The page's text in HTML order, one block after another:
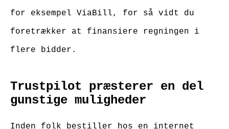
for eksempel ViaBill, for så vidt du
foretrækker at finansiere regningen i
flere bidder.
Trustpilot præsterer en del
gunstige muligheder
Inden folk bestiller hos en internet